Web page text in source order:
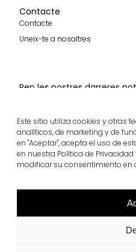
Este sitio utiliza cookies y otras
analíticos, de marketing y de
en "Aceptar", acepta el uso de
en nuestra Política de Privacidad
modificar su consentimiento en
Contacte
Contacte
Uneix-te a nosaltres
Rep les nostres darreres
Segueix-nos
breinco © 2026 Tots els drets
Canal ètic